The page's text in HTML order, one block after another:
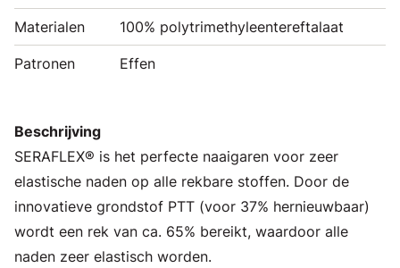
Materialen 100% polytrimethyleentereftalaat
Patronen Effen
Beschrijving
SERAFLEX® is het perfecte naaigaren voor zeer
elastische naden op alle rekbare stoffen. Door de
innovatieve grondstof PTT (voor 37% hernieuwbaar)
wordt een rek van ca. 65% bereikt, waardoor alle
naden zeer elastisch worden.